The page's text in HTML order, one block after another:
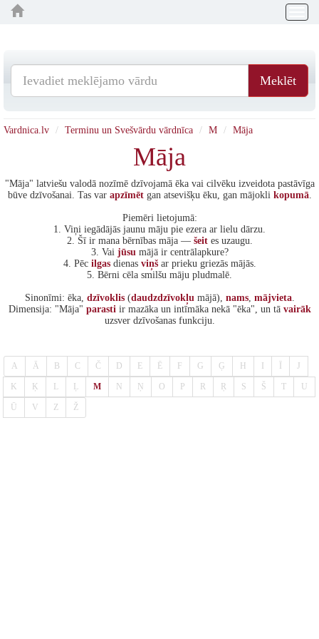
Meklēt
Vardnica.lv Terminu un Svešvārdu vārdnīca M Māja
Māja
"Māja" latviešu valodā nozīmē dzīvojamā ēka vai cilvēku izveidota pastāvīga
būve dzīvošanai. Tas var apzīmētgan atsevišķu ēku, gan mājokli kopumā.
Piemēri lietojumā:
1. Viņi iegādājās jaunu māju pie ezera ar lielu dārzu.
2. Šī ir mana bērnības māja — šeites uzaugu.
3. Vai jūsumājā ir centrālapkure?
4. Pēc ilgasdienas viņšar prieku griezās mājās.
5. Bērni cēla smilšu māju pludmalē.
Sinonīmi: ēka, dzīvoklis(daudzdzīvokļumājā), nams, mājvieta.
Dimensija: "Māja" parastiir mazāka un intīmāka nekā "ēka", un tā vairāk
uzsver dzīvošanas funkciju.
A Ā B C Č D E Ē F G Ģ H J
K Ķ L Ļ M N Ņ O P R Ŗ S Š T U
Ū V Z Ž